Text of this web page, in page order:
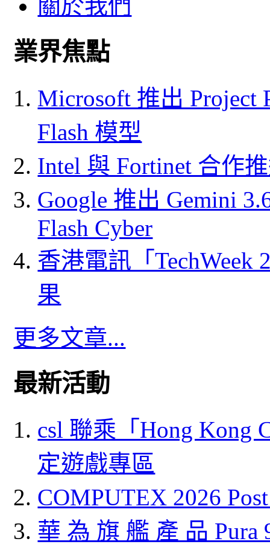
關於我們
業界焦點
Microsoft 推出 Project
Flash 模型
Intel 與 Fortinet 合作
Google 推出 Gemini
Flash Cyber
香港電訊「
果
更多文章...
最新活動
csl 聯乘「Hong Kong
定遊戲專區
COMPUTEX 2026
華 為 旗 艦 產 品 Pura